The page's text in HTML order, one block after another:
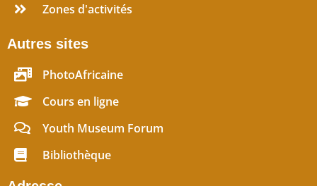
Zones d'activités
Autres sites
PhotoAfricaine
Cours en ligne
Youth Museum Forum
Bibliothèque